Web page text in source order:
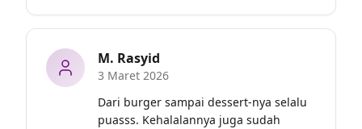
M. Rasyid
3 Maret 2026
Dari burger sampai dessert-nya selalu
puasss. Kehalalannya juga sudah